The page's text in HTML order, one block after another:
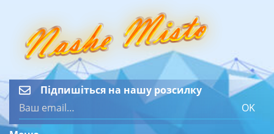
Підпишіться на нашу розсилку
OK